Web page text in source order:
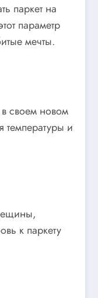
паркет на
параметр
мечты.
своем новом
температуры и
к паркету